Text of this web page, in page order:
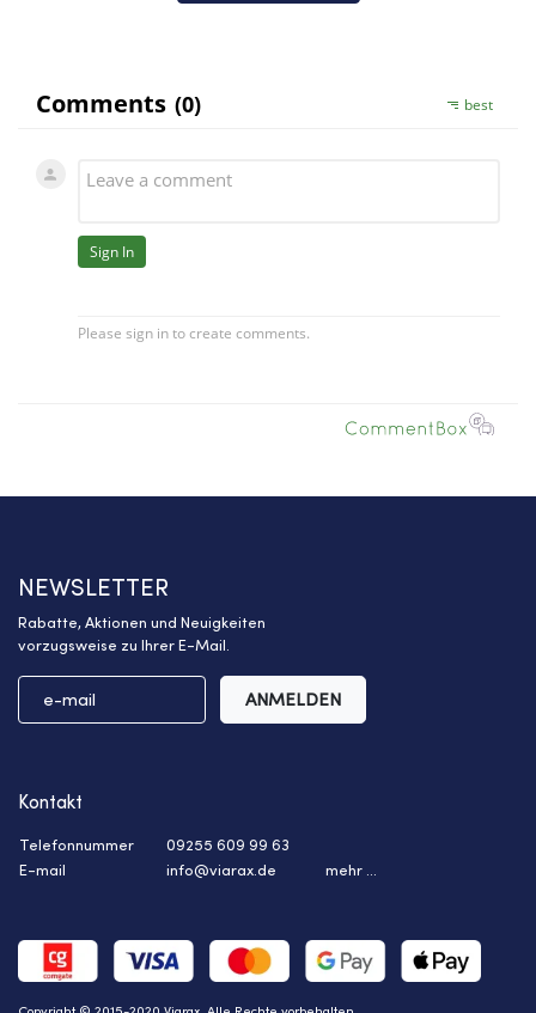
NEWSLETTER
Rabatte, Aktionen und Neuigkeiten
vorzugsweise zu Ihrer E-Mail.
ANMELDEN
Kontakt
Telefonnummer
09255 609 99 63
E-mail
info@viarax.de mehr ...